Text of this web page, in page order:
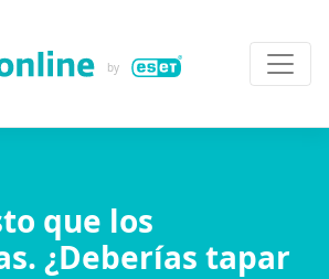
que los
¿Deberías tapar